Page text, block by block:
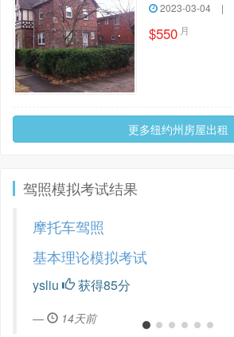
2023-03-04 |
$550 月
更多纽约州房屋出租
驾照模拟考试结果
摩托车驾照
基本理论模拟考试
ysliu 获得85分
14天前